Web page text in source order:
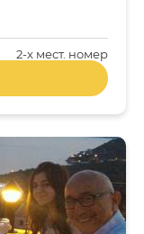
2-x мест. номер